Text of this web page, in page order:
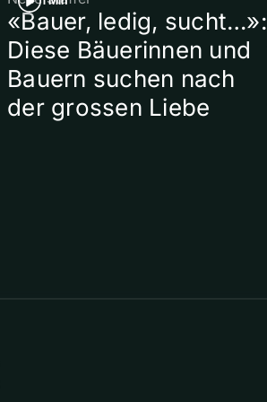
«Bauer, ledig, sucht…»:
Diese Bäuerinnen und
Bauern suchen nach
der grossen Liebe